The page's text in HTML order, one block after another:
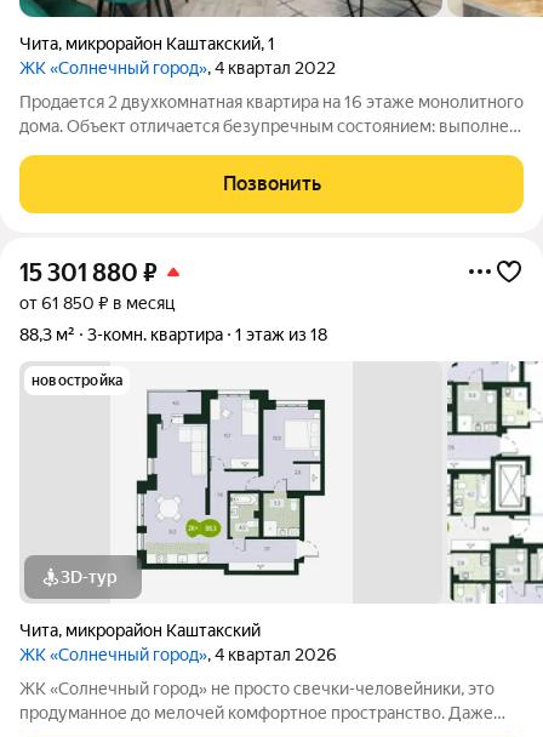
Чита, микрорайон Каштакский,1
ЖК «Солнечный город», 4 квартал 2022
Продается 2 двухкомнатная квартира на 16 этаже монолитного
дома. Объект отличается безупречным состоянием: выполнен
современных материалов, установлена новая сантехника и
техника, которая остается
Позвонить
15 301 880 ₽
от 61 850 ₽ в месяц
88,3 м²
3-комн. квартира 1 этаж из 18
новостройка
3D-тур
Чита, микрорайон Каштакский
ЖК «Солнечный город», 4 квартал 2026
ЖК «Солнечный город» не просто свечки-человейники, это
продуманное до мелочей комфортное пространство. Даже